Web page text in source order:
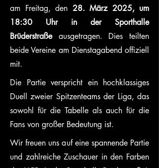
am Freitag, den 28. März 2025, um
18:30 Uhr in der Sporthalle
Brüderstraße ausgetragen. Dies teilten
beide Vereine am Dienstagabend offiziell
mit.
Die Partie verspricht ein hochklassiges
Duell zweier Spitzenteams der Liga, das
sowohl für die Tabelle als auch für die
Fans von großer Bedeutung ist.
Wir freuen uns auf eine spannende Partie
und zahlreiche Zuschauer in den Farben